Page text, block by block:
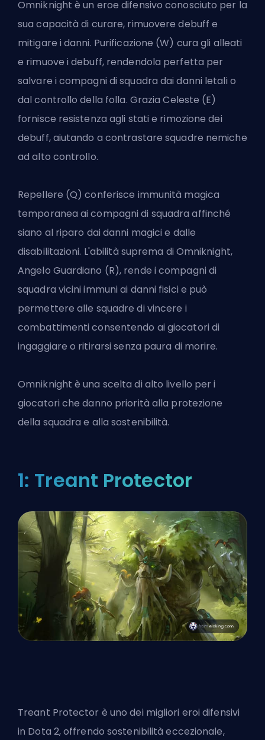
Omniknight è un eroe difensivo conosciuto per la
sua capacità di curare, rimuovere debuff e
mitigare i danni. Purificazione (W) cura gli alleati
e rimuove i debuff, rendendola perfetta per
salvare i compagni di squadra dai danni letali o
dal controllo della folla. Grazia Celeste (E)
fornisce resistenza agli stati e rimozione dei
debuff, aiutando a contrastare squadre nemiche
ad alto controllo.
Repellere (Q) conferisce immunità magica
temporanea ai compagni di squadra affinché
siano al riparo dai danni magici e dalle
disabilitazioni. L'abilità suprema di Omniknight,
Angelo Guardiano (R), rende i compagni di
squadra vicini immuni ai danni fisici e può
permettere alle squadre di vincere i
combattimenti consentendo ai giocatori di
ingaggiare o ritirarsi senza paura di morire.
Omniknight è una scelta di alto livello per i
giocatori che danno priorità alla protezione
della squadra e alla sostenibilità.
1: Treant Protector
Treant Protector è uno dei migliori eroi difensivi
in Dota 2, offrendo sostenibilità eccezionale,